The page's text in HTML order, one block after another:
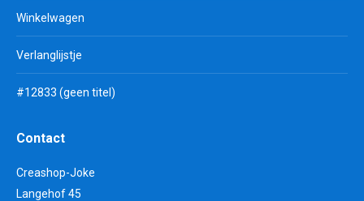
Winkelwagen
Verlanglijstje
#12833 (geen titel)
Contact
Creashop-Joke
Langehof 45